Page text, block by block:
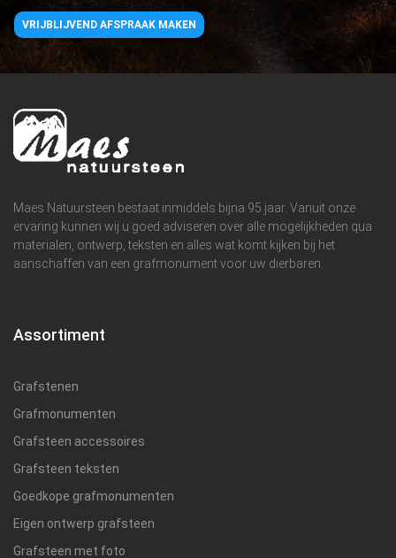
VRIJBLIJVEND AFSPRAAK MAKEN
Maes Natuursteen bestaat inmiddels bijna 95 jaar. Vanuit onze
ervaring kunnen wij u goed adviseren over alle mogelijkheden qua
materialen, ontwerp, teksten en alles wat komt kijken bij het
aanschaffen van een grafmonument voor uw dierbaren.
Assortiment
Grafstenen
Grafmonumenten
Grafsteen accessoires
Grafsteen teksten
Goedkope grafmonumenten
Eigen ontwerp grafsteen
Grafsteen met foto